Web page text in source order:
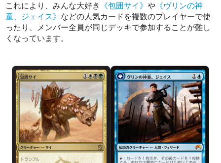
これにより、みんな大好き 《包囲サイ》や 《ヴリンの神
童、ジェイス》 などの人気カードを複数のプレイヤーで使
ったり、メンバー全員が同じデッキで参加することが難し
くなっています。